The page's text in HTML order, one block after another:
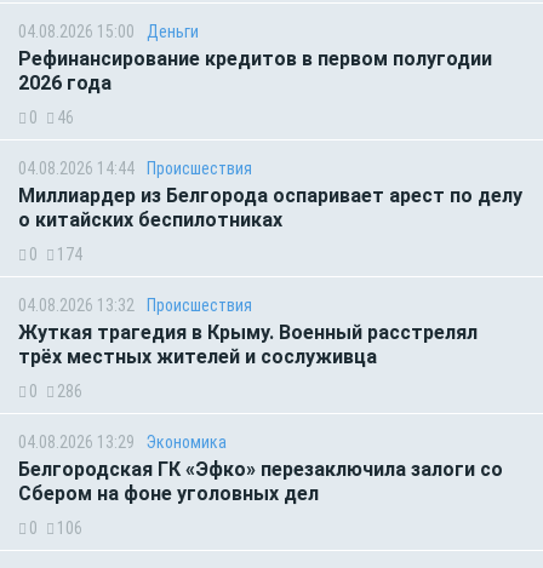
04.08.2026 15:00 Деньги
Рефинансирование кредитов в первом полугодии
2026 года
0 46
04.08.2026 14:44 Происшествия
Миллиардер из Белгорода оспаривает арест по делу
о китайских беспилотниках
0 174
04.08.2026 13:32 Происшествия
Жуткая трагедия в Крыму. Военный расстрелял
трёх местных жителей и сослуживца
0 286
04.08.2026 13:29 Экономика
Белгородская ГК «Эфко» перезаключила залоги со
Сбером на фоне уголовных дел
0 106